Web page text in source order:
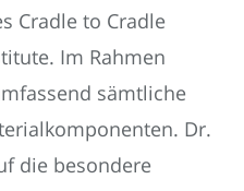
Cradle to Cradle
Im Rahmen
sämtliche
Dr.
die besondere